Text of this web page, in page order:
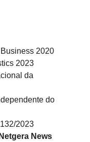
2020
2023
da
do
2023
News